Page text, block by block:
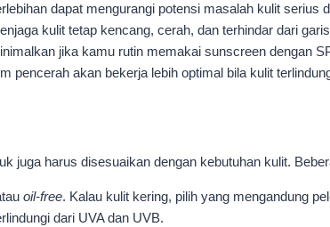
dapat mengurangi potensi masalah kulit serius
kulit tetap kencang, cerah, dan terhindar dari
jika kamu rutin memakai sunscreen dengan
pencerah akan bekerja lebih optimal bila kulit
harus disesuaikan dengan kebutuhan kulit.
oil-free. Kalau kulit kering, pilih yang mengandung
dari UVA dan UVB.